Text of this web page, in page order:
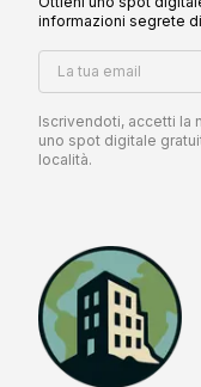
informazioni segrete
La tua email
Iscrivendoti, accetti la
uno spot digitale
località.